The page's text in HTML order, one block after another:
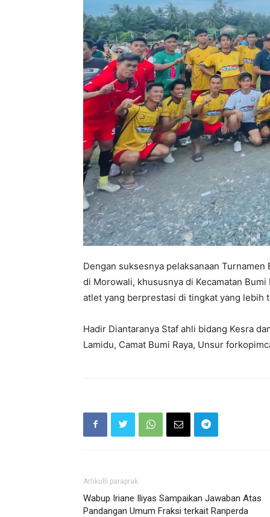
Dengan suksesnya pelaksanaan
di Morowali, khususnya di Kecamatan
atlet yang berprestasi di tingkat yang lebih
Hadir Diantaranya Staf ahli bidang Kesra
Lamidu, Camat Bumi Raya, Unsur
Artikulli paraprak
Wabup Iriane Iliyas Sampaikan Jawaban Atas
Pandangan Umum Fraksi terkait Ranperda